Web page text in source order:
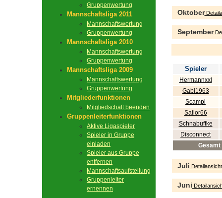
Gruppenwertung
Mannschaftsliga 2011
Mannschaftswertung
Gruppenwertung
Mannschaftsliga 2010
Mannschaftswertung
Gruppenwertung
Mannschaftsliga 2009
Mannschaftswertung
Gruppenwertung
Mitgliederfunktionen
Mitgliedschaft beenden
Gruppenleiterfunktionen
Aktive Ligaspieler
Spieler in Gruppe
einladen
Spieler aus Gruppe
entfernen
Mannschaftsaufstellung
Gruppenleiter
ernennen
Oktober
September
Spieler
Hermannxxl
Gabi1963
Scampi
Sailor66
Schnabuffke
Disconnect
Gesamt
Juli Detailansicht
Juni